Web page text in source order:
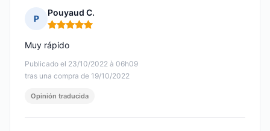
P
Pouyaud C.
Nota: 5 de 5
Publicado el 23/10/2022 à 06h09
tras una compra de 19/10/2022
Muy rápido
Opinión traducida